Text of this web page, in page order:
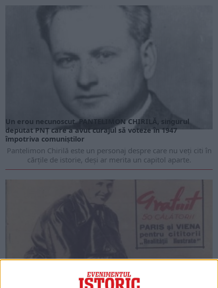
Un erou necunoscut. PANTELIMON CHIRILĂ, singurul
deputat PNȚ care a avut curajul să voteze în 1947
împotriva comuniștilor
Pantelimon Chirilă este un personaj despre care nu veți citi în
cărțile de istorie, deși ar merita un capitol aparte.